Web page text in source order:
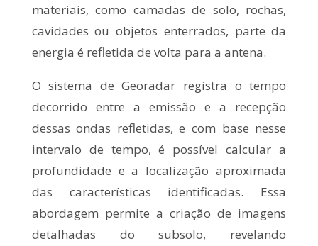
materiais, como camadas de solo, rochas,
cavidades ou objetos enterrados, parte da
energia é refletida de volta para a antena.
O sistema de Georadar registra o tempo
decorrido entre a emissão e a recepção
dessas ondas refletidas, e com base nesse
intervalo de tempo, é possível calcular a
profundidade e a localização aproximada
das características identificadas. Essa
abordagem permite a criação de imagens
detalhadas do subsolo, revelando